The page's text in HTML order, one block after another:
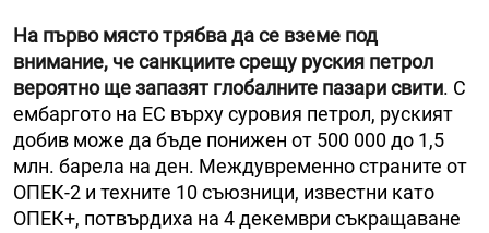
На първо място трябва да се вземе под
внимание, че санкциите срещу руския петрол
вероятно ще запазят глобалните пазари свити. С
ембаргото на ЕС върху суровия петрол, руският
добив може да бъде понижен от 500 000 до 1,5
млн. барела на ден. Междувременно страните от
ОПЕК-2 и техните 10 съюзници, известни като
ОПЕК+, потвърдиха на 4 декември съкращаване